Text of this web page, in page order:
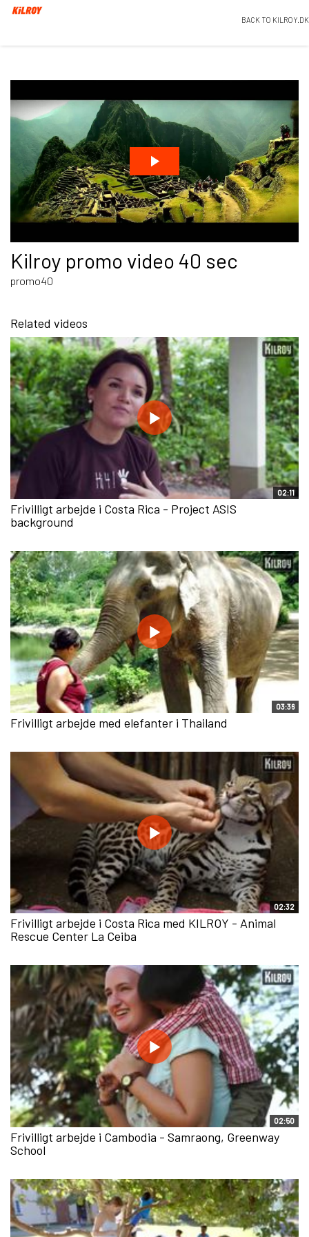
BACK TO KILROY.DK
Kilroy promo video 40 sec
promo40
Related videos
02:11
Frivilligt arbejde i Costa Rica - Project ASIS
background
03:36
Frivilligt arbejde med elefanter i Thailand
02:32
Frivilligt arbejde i Costa Rica med KILROY - Animal
Rescue Center La Ceiba
02:50
Frivilligt arbejde i Cambodia - Samraong, Greenway
School